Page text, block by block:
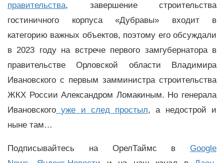
правительства, завершение строительства
гостиничного корпуса «Дубравы» входит в
категорию важных объектов, поэтому его обсуждали
в 2023 году на встрече первого замгубернатора в
правительстве Орловской области Владимира
Ивановского с первым замминистра строительства
ЖКХ России Александром Ломакиным. Но генерала
Ивановского уже и след простыл, а недострой и
ныне там…
Подписывайтесь на ОрелТаймс в Google